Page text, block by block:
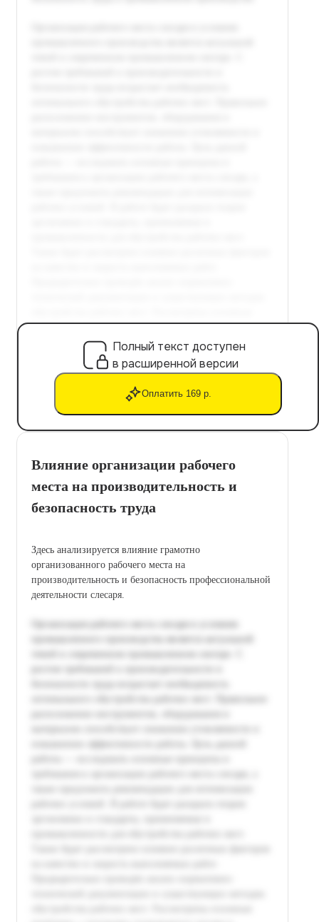
Полный текст доступен
в расширенной версии
Оплатить 169 р.
Влияние организации рабочего
места на производительность и
безопасность труда
Здесь анализируется влияние грамотно
организованного рабочего места на
производительность и безопасность профессиональной
деятельности слесаря.